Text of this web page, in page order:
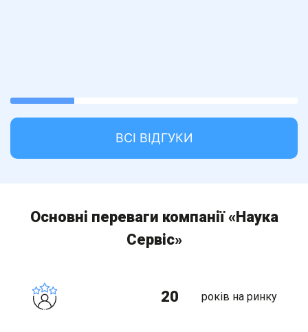
22.22222222222222%
completed
ВСІ ВІДГУКИ
Основні переваги компанії «Наука
Сервіс»
20 років на ринку